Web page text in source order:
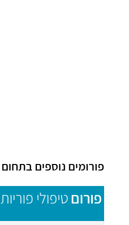
פורומים נוספים בתחום
פורום טיפולי פוריות